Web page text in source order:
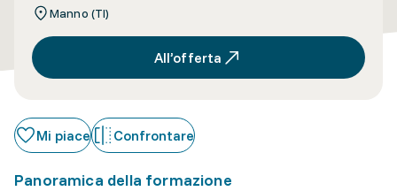
Manno (TI)
All’offerta
Mi piace Confrontare
Panoramica della formazione